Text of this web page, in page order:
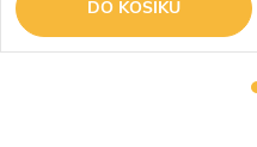
DO KOŠÍKU